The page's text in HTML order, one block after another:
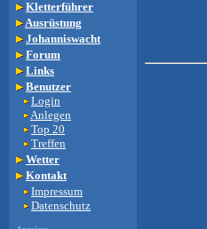
Kletterführer
Ausrüstung
Johanniswacht
Forum
Links
Benutzer
Login
Anlegen
Top 20
Treffen
Wetter
Kontakt
Impressum
Datenschutz